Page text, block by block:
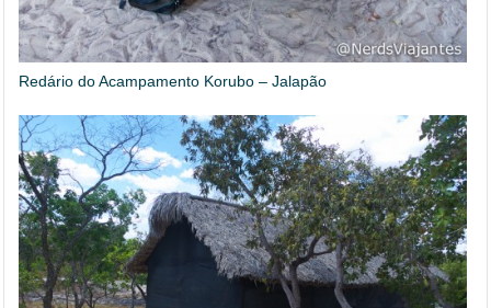
Redário do Acampamento Korubo – Jalapão